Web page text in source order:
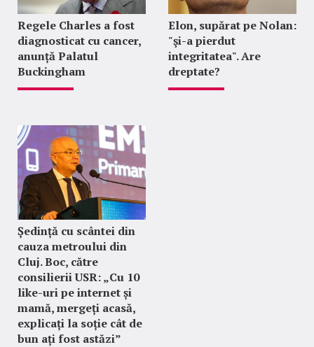
Regele Charles a fost
diagnosticat cu cancer,
anunță Palatul
Buckingham
Elon, supărat pe Nolan:
"şi-a pierdut
integritatea". Are
dreptate?
Ședință cu scântei din
cauza metroului din
Cluj. Boc, către
consilierii USR: „Cu 10
like-uri pe internet și
mamă, mergeți acasă,
explicați la soție cât de
bun ați fost astăzi”